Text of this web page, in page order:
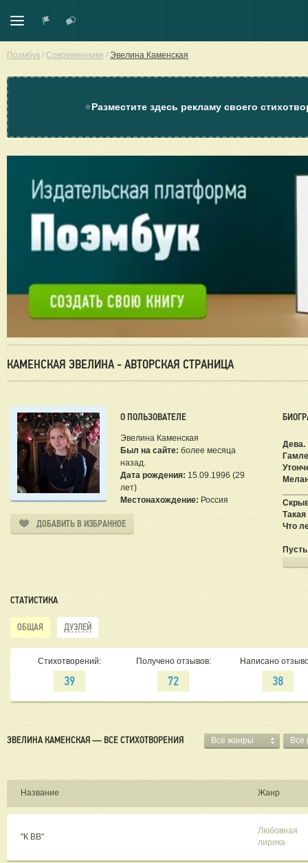
Поэмбук / Современники / Эвелина Каменская
⭐Разместите здесь рекламу своего
КАМЕНСКАЯ ЭВЕЛИНА - АВТОРСКАЯ СТРАНИЦА
О ПОЛЬЗОВАТЕЛЕ
Эвелина Каменская
Был на сайте: более месяца
назад.
Дата рождения: 15.09.1996 (29
лет)
Местонахождение: Россия
ДОБАВИТЬ В ИЗБРАННОЕ
Дева.
Такая
Что
СТАТИСТИКА
ОБЩАЯ ДУЭЛЕЙ
Стихотворений:
39
Получено отзывов:
72
Написано
38
ЭВЕЛИНА КАМЕНСКАЯ — ВСЕ СТИХОТВОРЕНИЯ Все жанры Все
Название Жанр
"К ВВ"
Любовная
лирика